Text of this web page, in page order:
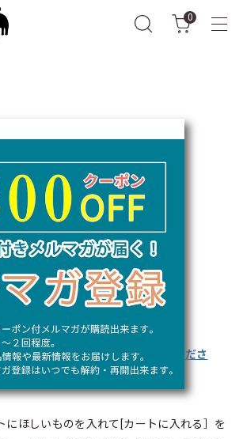
0
グ
希望について
て
グについて
について
て
の方
・返品・交換
交換についてはこちらをご確認くださ
）
にほしいものを入れて[カートに入れる］を